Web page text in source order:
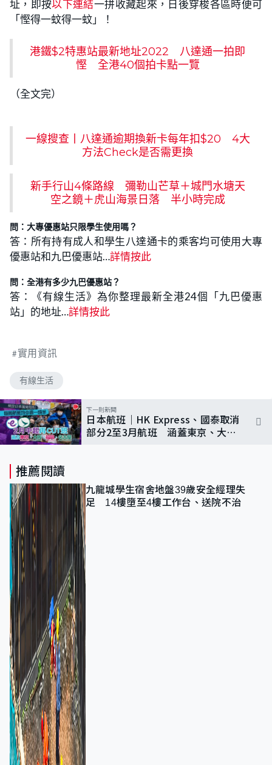
址，即按以下連結一拼收藏起來，日後穿梭各區時便可
「慳得一蚊得一蚊」！
港鐵$2特惠站最新地址2022 八達通一拍即
慳 全港40個拍卡點一覽
（全文完）
一線搜查丨八達通逾期換新卡每年扣$20 4大
方法Check是否需更換
新手行山4條路線 彌勒山芒草＋城門水塘天
空之鏡＋虎山海景日落 半小時完成
問：大專優惠站只限學生使用嗎？
答：所有持有成人和學生八達通卡的乘客均可使用大專
優惠站和九巴優惠站…詳情按此
問：全港有多少九巴優惠站？
答：《有線生活》為你整理最新全港24個「九巴優惠
站」的地址…詳情按此
實用資訊
有線生活
下一則新聞
日本航班｜HK Express、國泰取消
部分2至3月航班 涵蓋東京、大
推薦閱讀
九龍城學生宿舍地盤39歲安全經理失
足 14樓墮至4樓工作台、送院不治